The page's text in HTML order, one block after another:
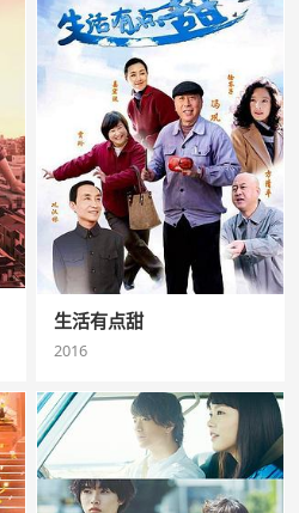
生活有点甜
2016